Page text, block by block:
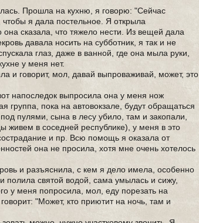
Прошла на кухню, я говорю: "Сейчас
я дала постельное. Я открыла
сказала, что тяжело нести. Из вещей дала
давала носить на субботник, я так и не
глаз, даже в ванной, где она мыла руки,
у меня нет.
и говорит, мол, давай выпроваживай, может, это
напоследок выпросила она у меня нож
группа, пока на автовокзале, будут обращаться
пулями, сына в лесу убило, там и закопали,
живем в соседней республике), у меня в это
и пр. Всю помощь я оказала от
она не просила, хотя мне очень хотелось
и разъяснила, с кем я дело имела, особенно
полила святой водой, сама умылась и сижу,
у меня попросила, мол, еду порезать на
"Может, кто приютит на ночь, там и